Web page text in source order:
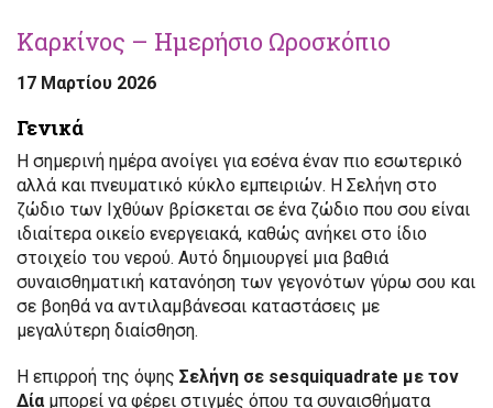
Καρκίνος – Ημερήσιο Ωροσκόπιο
17 Μαρτίου 2026
Γενικά
Η σημερινή ημέρα ανοίγει για εσένα έναν πιο εσωτερικό
αλλά και πνευματικό κύκλο εμπειριών. Η Σελήνη στο
ζώδιο των Ιχθύων βρίσκεται σε ένα ζώδιο που σου είναι
ιδιαίτερα οικείο ενεργειακά, καθώς ανήκει στο ίδιο
στοιχείο του νερού. Αυτό δημιουργεί μια βαθιά
συναισθηματική κατανόηση των γεγονότων γύρω σου και
σε βοηθά να αντιλαμβάνεσαι καταστάσεις με
μεγαλύτερη διαίσθηση.
Η επιρροή της όψης Σελήνη σε sesquiquadrate με τον
Δίαμπορεί να φέρει στιγμές όπου τα συναισθήματα